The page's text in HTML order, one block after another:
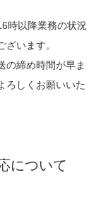
時以降業務の状況
います。
の締め時間が早ま
ろしくお願いいた
について